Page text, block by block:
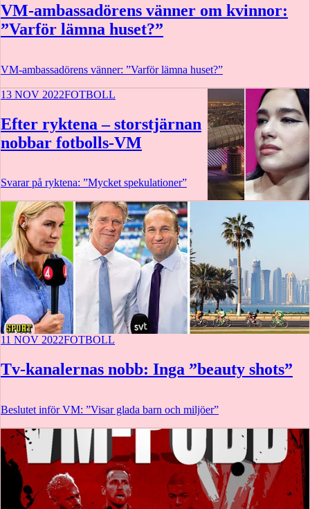
VM-ambassadörens vänner om kvinnor:
”Varför lämna huset?”
VM-ambassadörens vänner: ”Varför lämna huset?”
13 NOV 2022FOTBOLL
Efter ryktena – storstjärnan
nobbar fotbolls-VM
Svarar på ryktena: ”Mycket spekulationer”
11 NOV 2022FOTBOLL
Tv-kanalernas nobb: Inga ”beauty shots”
Beslutet inför VM: ”Visar glada barn och miljöer”